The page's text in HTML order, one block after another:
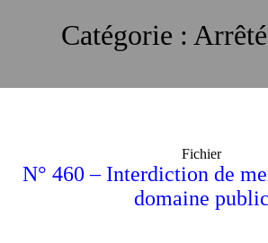
Catégorie :
Fichier
N° 460 – Interdiction de
domaine public